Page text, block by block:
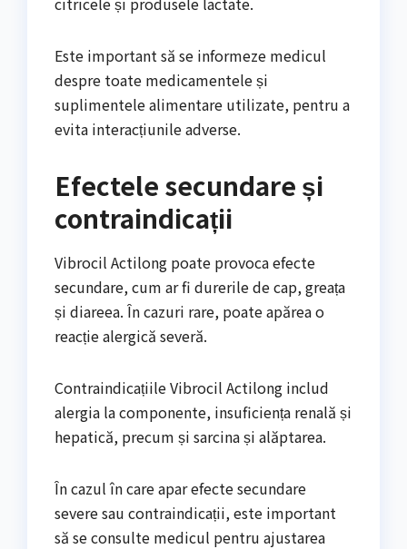
Este important să se informeze medicul
despre toate medicamentele și
suplimentele alimentare utilizate, pentru a
evita interacțiunile adverse.
Efectele secundare și
contraindicații
Vibrocil Actilong poate provoca efecte
secundare, cum ar fi durerile de cap, greața
și diareea. În cazuri rare, poate apărea o
reacție alergică severă.
Contraindicațiile Vibrocil Actilong includ
alergia la componente, insuficiența renală și
hepatică, precum și sarcina și alăptarea.
În cazul în care apar efecte secundare
severe sau contraindicații, este important
să se consulte medicul pentru ajustarea